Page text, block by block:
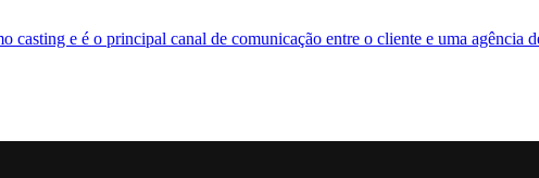
casting e é o principal canal de comunicação entre o cliente e uma agência